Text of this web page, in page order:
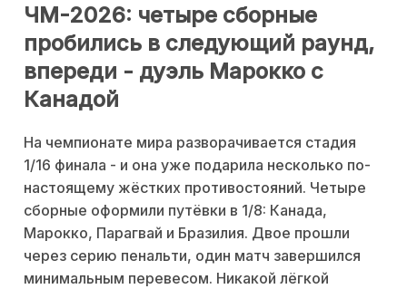
ЧМ-2026: четыре сборные
пробились в следующий раунд,
впереди - дуэль Марокко с
Канадой
На чемпионате мира разворачивается стадия
1/16 финала - и она уже подарила несколько по-
настоящему жёстких противостояний. Четыре
сборные оформили путёвки в 1/8: Канада,
Марокко, Парагвай и Бразилия. Двое прошли
через серию пенальти, один матч завершился
минимальным перевесом. Никакой лёгкой